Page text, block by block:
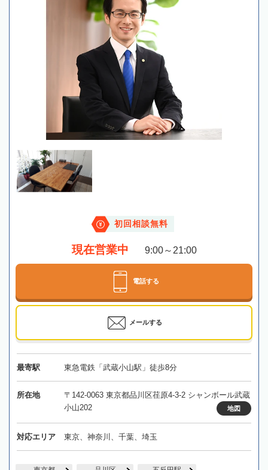
初回相談無料
現在営業中 9:00～21:00
電話する
メールする
最寄駅 東急電鉄「武蔵小山駅」徒歩8分
所在地
〒142-0063 東京都品川区荏原4-3-2 シャンボール武蔵
小山202
地図
対応エリア 東京、神奈川、千葉、埼玉